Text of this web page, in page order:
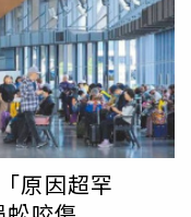
場搶修，同時調整列
雙向通行，逐步疏運
排除故障，恢復全線
受到波及，包括149
快車停靠內壢站超
車，其餘列車也因
列車動態資訊，晚間
其中477次自強
原因超罕